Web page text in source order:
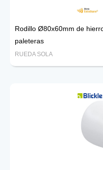
Rodillo Ø80x60mm de
paleteras
RUEDA SOLA